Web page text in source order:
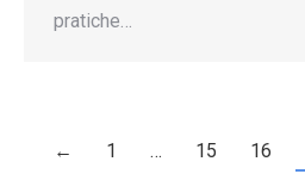
pratiche…
← 1 … 15 16